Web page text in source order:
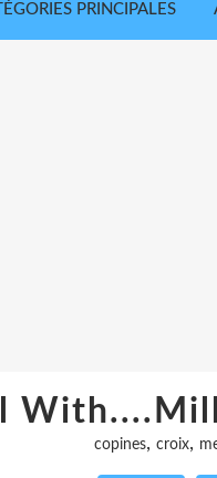
PRINCIPALES
copines, croix,